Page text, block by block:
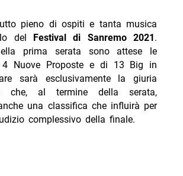
pieno di ospiti e tanta musica
del
Festival di Sanremo 2021 .
prima serata sono attese le
Nuove Proposte e di 13 Big in
sarà esclusivamente la giuria
che, al termine della serata,
una classifica che influirà per
complessivo della finale.